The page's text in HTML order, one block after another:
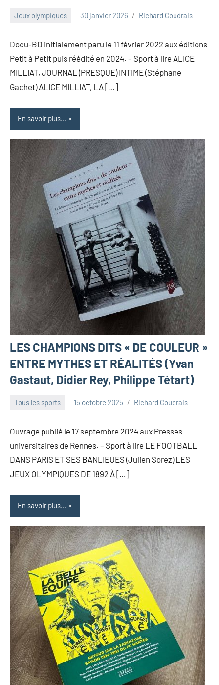
Jeux olympiques 30 janvier 2026 Richard Coudrais
Docu-BD initialement paru le 11 février 2022 aux éditions
Petit à Petit puis réédité en 2024. – Sport à lire ALICE
MILLIAT, JOURNAL (PRESQUE) INTIME (Stéphane
Gachet) ALICE MILLIAT, LA […]
En savoir plus...
LES CHAMPIONS DITS « DE COULEUR »
ENTRE MYTHES ET RÉALITÉS (Yvan
Gastaut, Didier Rey, Philippe Tétart)
Tous les sports 15 octobre 2025 Richard Coudrais
Ouvrage publié le 17 septembre 2024 aux Presses
universitaires de Rennes. – Sport à lire LE FOOTBALL
DANS PARIS ET SES BANLIEUES (Julien Sorez) LES
JEUX OLYMPIQUES DE 1892 À […]
En savoir plus...